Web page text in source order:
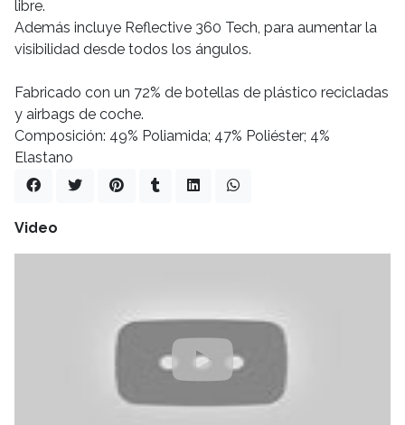
libre.
Además incluye Reflective 360 Tech, para aumentar la
visibilidad desde todos los ángulos.
Fabricado con un 72% de botellas de plástico recicladas
y airbags de coche.
Composición: 49% Poliamida; 47% Poliéster; 4%
Elastano
Video